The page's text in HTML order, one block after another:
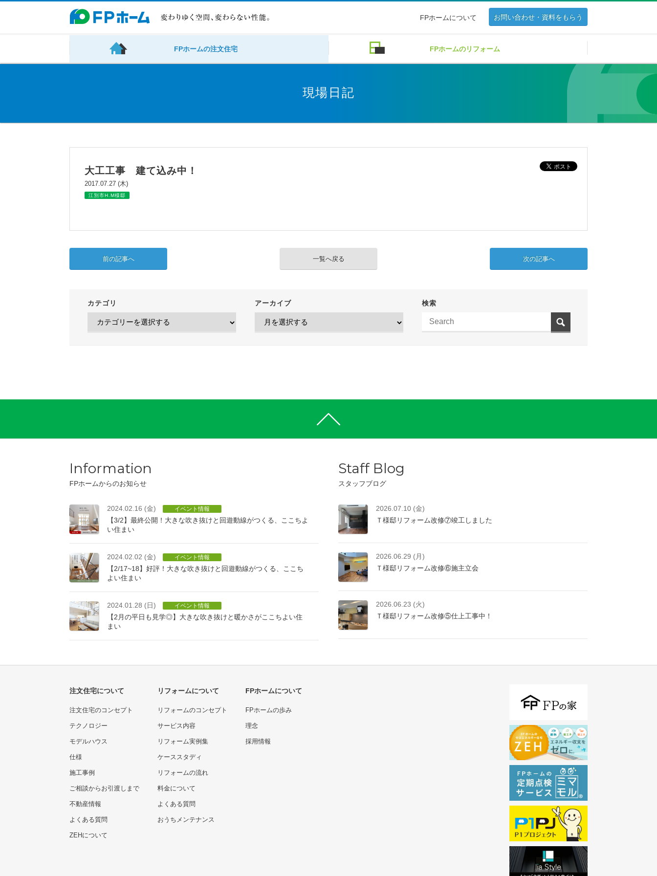
FPホームについて お問い合わせ・資料をもらう
FPホームの注文住宅 FPホームのリフォーム
現場日記
大工工事 建て込み中！
2017.07.27 (木)
江別市H.M様邸
前の記事へ 次の記事へ
一覧へ戻る
カテゴリ アーカイブ 検索
Information
FPホームからのお知らせ
2024.02.16 (金) イベント情報
【3/2】最終公開！大きな吹き抜けと回遊動線がつくる、ここちよ
い住まい
2024.02.02 (金) イベント情報
【2/17~18】好評！大きな吹き抜けと回遊動線がつくる、ここち
よい住まい
2024.01.28 (日) イベント情報
【2月の平日も見学◎】大きな吹き抜けと暖かさがここちよい住
まい
Staff Blog
スタッフブログ
2026.07.10 (金)
Ｔ様邸リフォーム改修⑦竣工しました
2026.06.29 (月)
Ｔ様邸リフォーム改修⑥施主立会
2026.06.23 (火)
Ｔ様邸リフォーム改修⑤仕上工事中！
注文住宅について
注文住宅のコンセプト
テクノロジー
モデルハウス
仕様
施工事例
ご相談からお引渡しまで
不動産情報
よくある質問
ZEHについて
リフォームについて
リフォームのコンセプト
サービス内容
リフォーム実例集
ケーススタディ
リフォームの流れ
料金について
よくある質問
おうちメンテナンス
FPホームについて
FPホームの歩み
理念
採用情報